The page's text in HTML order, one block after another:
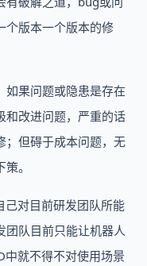
个版本一个版本的修
如果问题或隐患是存在
和改进问题，严重的话
；但碍于成本问题，无
。
己对目前研发团队所能
团队目前只能让机器人
中就不得不对使用场景